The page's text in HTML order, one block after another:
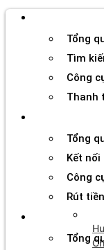
Tổng
Tìm
Công
Thanh
Tổng
Kết
Công
Rút
Tổng